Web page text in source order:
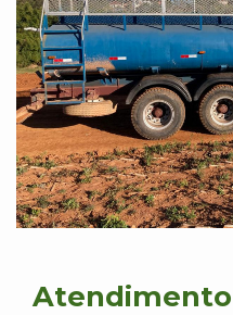
Atendimento